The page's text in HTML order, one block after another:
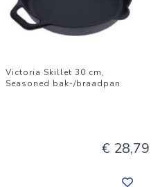
Victoria Skillet 30 cm,
Seasoned bak-/braadpan
€ 28,79